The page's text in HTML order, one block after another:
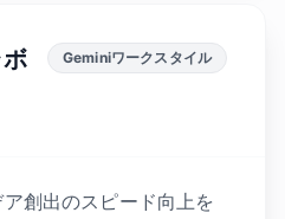
Geminiワークスタイル
創出のスピード向上を